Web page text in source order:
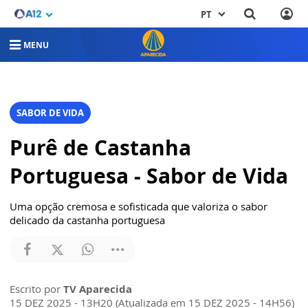
PT
MENU
SABOR DE VIDA
Purê de Castanha
Portuguesa - Sabor de Vida
Uma opção cremosa e sofisticada que valoriza o sabor
delicado da castanha portuguesa
Escrito por TV Aparecida
15 DEZ 2025 - 13H20 (Atualizada em 15 DEZ 2025 - 14H56)